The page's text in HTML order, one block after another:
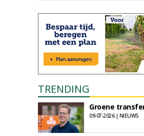
TRENDING
Groene
09-07-2026 | NIEUWS